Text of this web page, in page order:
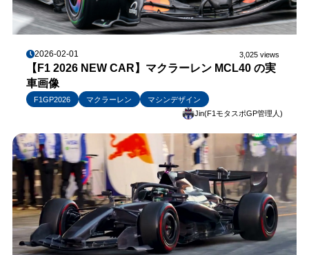
2026-02-01 3,025 views
【F1 2026 NEW CAR】マクラーレン MCL40 の実
車画像
F1GP2026 マクラーレン
マシンデザイン
Jin(F1モタスポGP管理人)